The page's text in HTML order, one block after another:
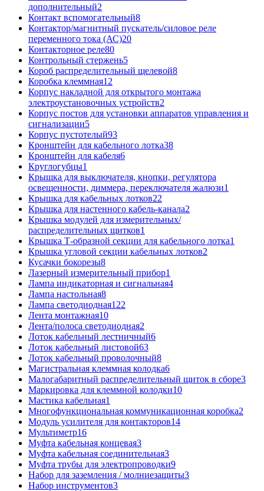
дополнительный2
Контакт вспомогательный8
Контактор/магнитный пускатель/силовое реле
переменного тока (АС)20
Контакторное реле80
Контрольный стержень5
Короб распределительный щелевой8
Коробка клеммная12
Корпус накладной для открытого монтажа
электроустановочных устройств2
Корпус постов для установки аппаратов управления и
сигнализации5
Корпус пустотелый93
Кронштейн для кабельного лотка38
Кронштейн для кабеля6
Круглогубцы1
Крышка для выключателя, кнопки, регулятора
освещенности, диммера, переключателя жалюзи1
Крышка для кабельных лотков22
Крышка для настенного кабель-канала2
Крышка модулей для измерительных/
распределительных щитков1
Крышка Т-образной секции для кабельного лотка1
Крышка угловой секции кабельных лотков2
Кусачки бокорезы8
Лазерный измерительный прибор1
Лампа индикаторная и сигнальная4
Лампа настольная8
Лампа светодиодная122
Лента монтажная10
Лента/полоса светодиодная2
Лоток кабельный лестничный6
Лоток кабельный листовой63
Лоток кабельный проволочный8
Магистральная клеммная колодка6
Малогабаритный распределительный щиток в сборе3
Маркировка для клеммной колодки10
Мастика кабельная1
Многофункциональная коммуникационная коробка2
Модуль усилителя для контакторов14
Мультиметр16
Муфта кабельная концевая3
Муфта кабельная соединительная3
Муфта трубы для электропроводки9
Набор для заземления / молниезащиты3
Набор инструментов3